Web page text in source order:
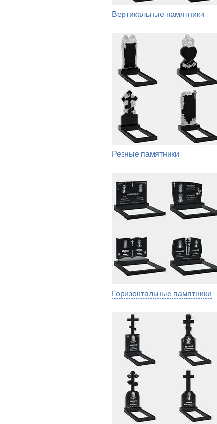
Вертикальные памятники
Резные памятники
Горизонтальные памятники